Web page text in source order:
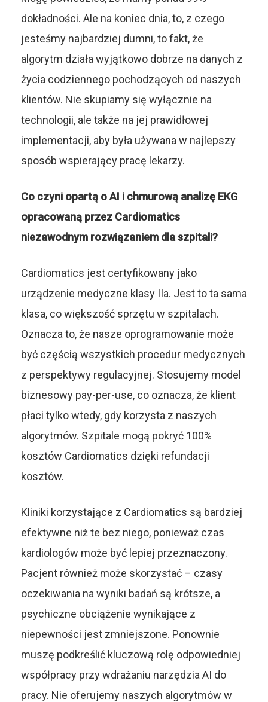
dokładności. Ale na koniec dnia, to, z czego
jesteśmy najbardziej dumni, to fakt, że
algorytm działa wyjątkowo dobrze na danych z
życia codziennego pochodzących od naszych
klientów. Nie skupiamy się wyłącznie na
technologii, ale także na jej prawidłowej
implementacji, aby była używana w najlepszy
sposób wspierający pracę lekarzy.
Co czyni opartą o AI i chmurową analizę EKG
opracowaną przez Cardiomatics
niezawodnym rozwiązaniem dla szpitali?
Cardiomatics jest certyfikowany jako
urządzenie medyczne klasy IIa. Jest to ta sama
klasa, co większość sprzętu w szpitalach.
Oznacza to, że nasze oprogramowanie może
być częścią wszystkich procedur medycznych
z perspektywy regulacyjnej. Stosujemy model
biznesowy pay-per-use, co oznacza, że klient
płaci tylko wtedy, gdy korzysta z naszych
algorytmów. Szpitale mogą pokryć 100%
kosztów Cardiomatics dzięki refundacji
kosztów.
Kliniki korzystające z Cardiomatics są bardziej
efektywne niż te bez niego, ponieważ czas
kardiologów może być lepiej przeznaczony.
Pacjent również może skorzystać – czasy
oczekiwania na wyniki badań są krótsze, a
psychiczne obciążenie wynikające z
niepewności jest zmniejszone. Ponownie
muszę podkreślić kluczową rolę odpowiedniej
współpracy przy wdrażaniu narzędzia AI do
pracy. Nie oferujemy naszych algorytmów w